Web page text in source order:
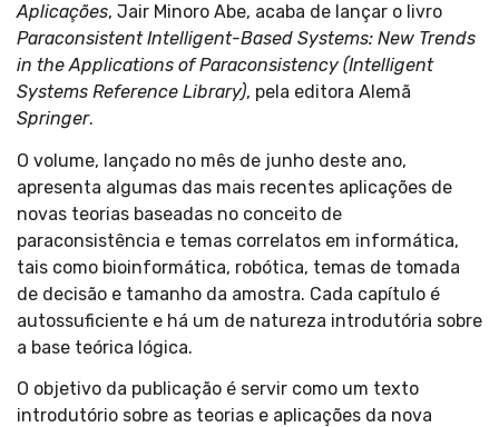
Aplicações, Jair Minoro Abe, acaba de lançar o livro
Paraconsistent Intelligent-Based Systems: New Trends
in the Applications of Paraconsistency (Intelligent
Systems Reference Library), pela editora Alemã
Springer.
O volume, lançado no mês de junho deste ano,
apresenta algumas das mais recentes aplicações de
novas teorias baseadas no conceito de
paraconsistência e temas correlatos em informática,
tais como bioinformática, robótica, temas de tomada
de decisão e tamanho da amostra. Cada capítulo é
autossuficiente e há um de natureza introdutória sobre
a base teórica lógica.
O objetivo da publicação é servir como um texto
introdutório sobre as teorias e aplicações da nova